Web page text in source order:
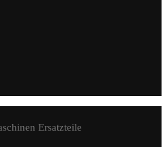
Ersatzteile